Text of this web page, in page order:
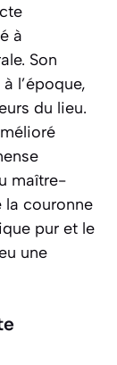
à
Son
l’époque,
du lieu.
maître-
la couronne
pur et le
une